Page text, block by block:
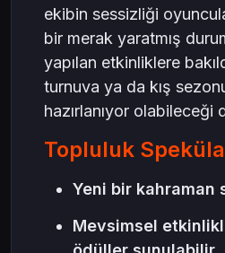
ekibin sessizliği
bir merak yaratmış
yapılan etkinliklere
turnuva ya da kış
hazırlanıyor olabileceği
Topluluk
Yeni bir kahraman
Mevsimsel